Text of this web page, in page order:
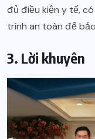
đủ điều kiện y tế,
trình an toàn để
3. Lời khuyên